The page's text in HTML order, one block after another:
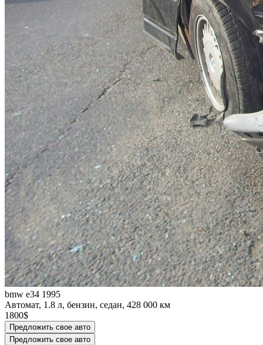
bmw e34 1995
Автомат, 1.8 л, бензин, седан, 428 000 км
1800$
Предложить свое авто
Предложить свое авто